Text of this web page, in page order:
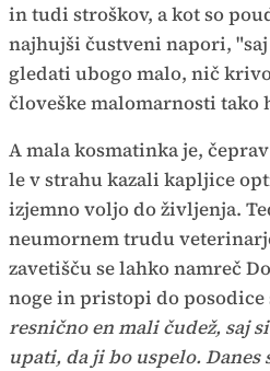
in tudi stroškov, a kot so
najhujši čustveni napori,
gledati ubogo malo, nič
človeške malomarnosti tako
A mala kosmatinka je,
le v strahu kazali kapljice
izjemno voljo do življenja.
neumornem trudu
zavetišču se lahko namreč
noge in pristopi do posodice
resnično en mali čudež, saj
upati, da ji bo uspelo. Danes